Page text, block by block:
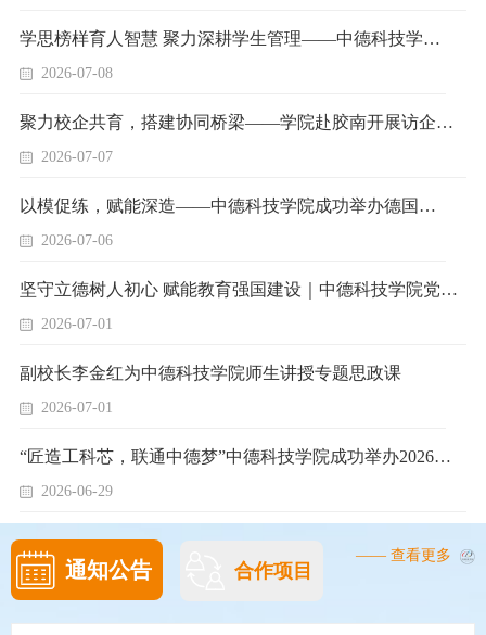
学思榜样育人智慧 聚力深耕学生管理——中德科技学院召开学生工作案例研讨与学期工作复盘会
2026-07-08
聚力校企共育，搭建协同桥梁——学院赴胶南开展访企拓岗专项调研
2026-07-07
以模促练，赋能深造——中德科技学院成功举办德国高校模拟面试活动
2026-07-06
坚守立德树人初心 赋能教育强国建设｜中德科技学院党委书记韩海青讲授专题党课
2026-07-01
副校长李金红为中德科技学院师生讲授专题思政课
2026-07-01
“匠造工科芯，联通中德梦”中德科技学院成功举办2026年校园开放日
2026-06-29
通知公告 合作项目
—— 查看更多